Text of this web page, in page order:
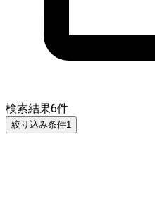
検索結果6件
絞り込み条件1